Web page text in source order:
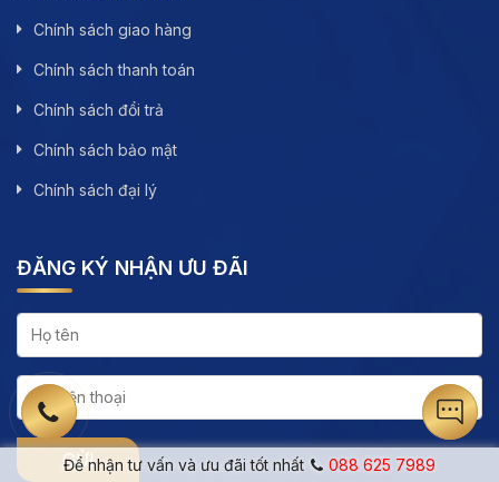
Chính sách giao hàng
Chính sách thanh toán
Chính sách đổi trả
Chính sách bảo mật
Chính sách đại lý
ĐĂNG KÝ NHẬN ƯU ĐÃI
Để nhận tư vấn và ưu đãi tốt nhất 088 625 7989